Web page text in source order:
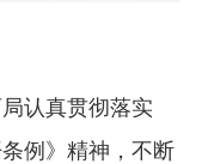
认真贯彻落实
例》精神，不断